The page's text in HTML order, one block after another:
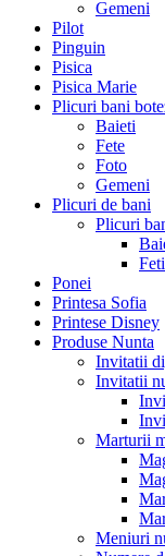
Gemeni
Pilot
Pinguin
Pisica
Pisica Marie
Plicuri bani
Baieti
Fete
Foto
Gemeni
Plicuri de bani
Plicuri
Ponei
Printesa Sofia
Printese Disney
Produse Nunta
Invitatii
Invitatii
Marturii
Meniuri